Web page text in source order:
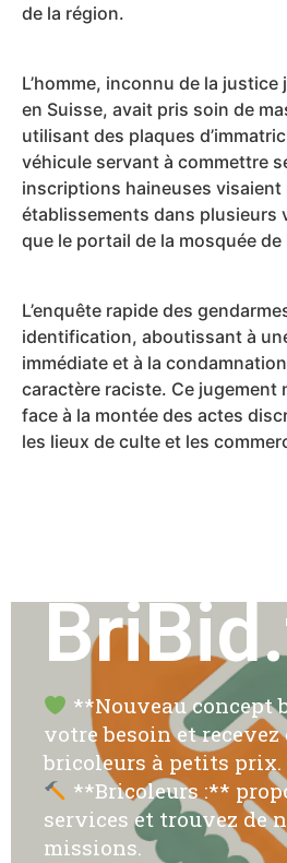
de la région.
L’homme, inconnu de la justice
en Suisse, avait pris soin de
utilisant des plaques
véhicule servant à commettre
inscriptions haineuses visaient
établissements dans plusieurs
que le portail de la mosquée de
L’enquête rapide des
identification, aboutissant à
immédiate et à la
caractère raciste. Ce jugement
face à la montée des actes
les lieux de culte et les
**Nouveau concept
votre besoin et recevez
bricoleurs à petits prix.
**Bricoleurs :**
services et trouvez de
missions.